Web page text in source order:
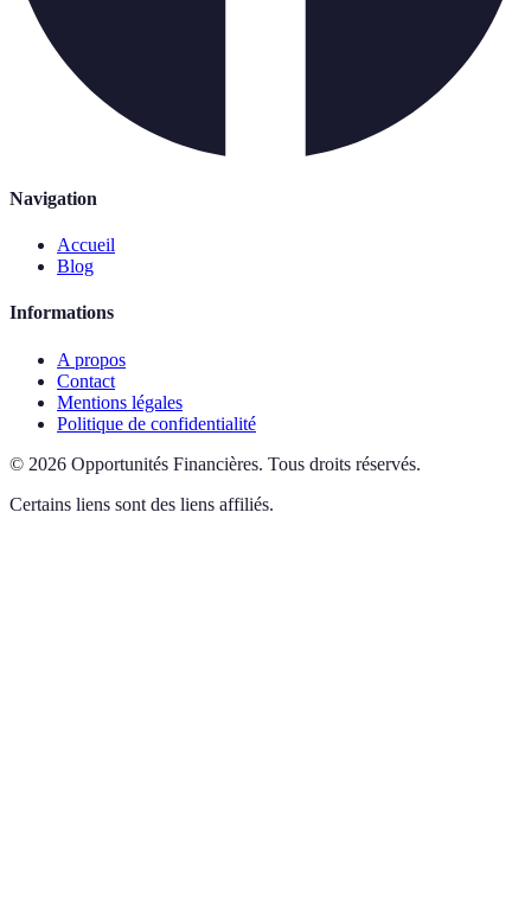
Navigation
Accueil
Blog
Informations
A propos
Contact
Mentions légales
Politique de confidentialité
© 2026 Opportunités Financières. Tous droits réservés.
Certains liens sont des liens affiliés.